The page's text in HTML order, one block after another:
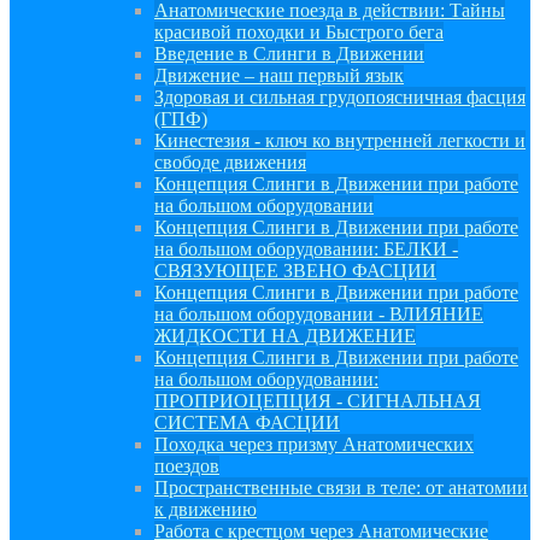
Анатомические поезда в действии: Тайны
красивой походки и Быстрого бега
Введение в Слинги в Движении
Движение – наш первый язык
Здоровая и сильная грудопоясничная фасция
(ГПФ)
Кинестезия - ключ ко внутренней легкости и
свободе движения
Концепция Слинги в Движении при работе
на большом оборудовании
Концепция Слинги в Движении при работе
на большом оборудовании: БЕЛКИ -
СВЯЗУЮЩЕЕ ЗВЕНО ФАСЦИИ
Концепция Слинги в Движении при работе
на большом оборудовании - ВЛИЯНИЕ
ЖИДКОСТИ НА ДВИЖЕНИЕ
Концепция Слинги в Движении при работе
на большом оборудовании:
ПРОПРИОЦЕПЦИЯ - СИГНАЛЬНАЯ
СИСТЕМА ФАСЦИИ
Походка через призму Анатомических
поездов
Пространственные связи в теле: от анатомии
к движению
Работа с крестцом через Анатомические